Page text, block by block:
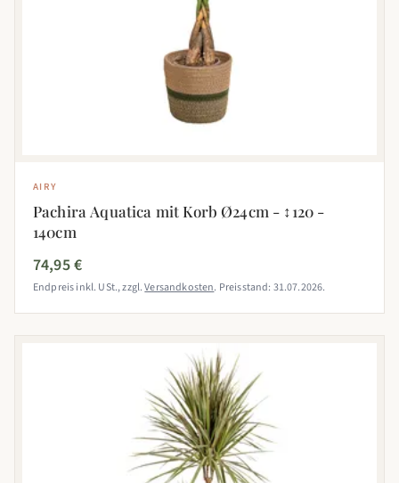
AIRY
Pachira Aquatica mit Korb Ø24cm - ↕120 -
140cm
74,95 €
Endpreis inkl. USt., zzgl.Versandkosten. Preisstand: 31.07.2026.